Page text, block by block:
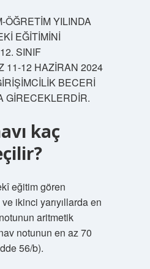
ÖĞRETİM YILINDA
EĞİTİMİNİ
SINIF
11-12 HAZİRAN 2024
BECERİ
GİRECEKLERDİR.
kaç
eğitim gören
ikinci yarıyıllarda en
aritmetik
notunun en az 70
56/b).